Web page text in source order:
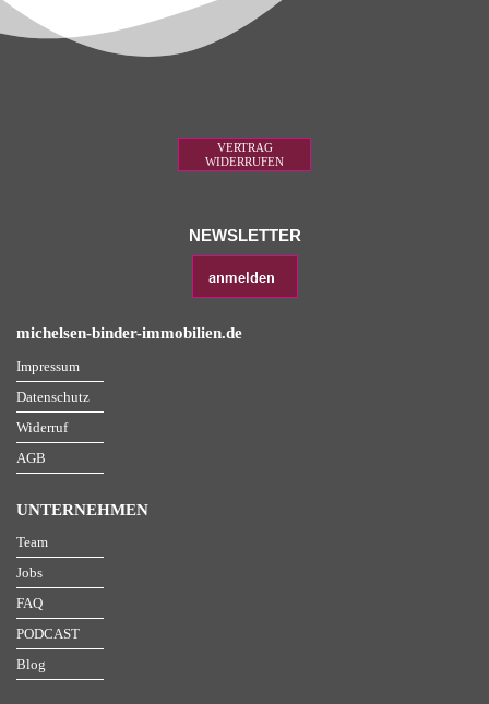
VERTRAG
WIDERRUFEN
NEWSLETTER
michelsen-binder-immobilien.de
Impressum
Datenschutz
Widerruf
AGB
UNTERNEHMEN
Team
Jobs
FAQ
PODCAST
Blog